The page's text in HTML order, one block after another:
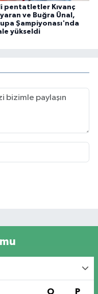
pentatletler Kıvanç
ve Buğra Ünal,
Şampiyonası'nda
yükseldi
O P